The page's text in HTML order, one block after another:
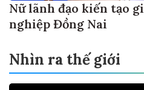
Nữ lãnh đạo kiến tạo
nghiệp Đồng Nai
Nhìn ra thế giới